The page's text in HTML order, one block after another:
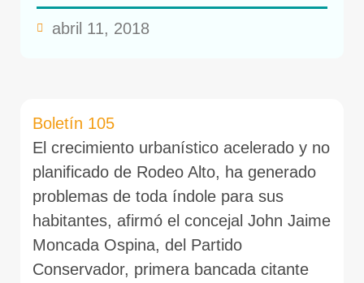
abril 11, 2018
Boletín 105
El crecimiento urbanístico acelerado y no
planificado de Rodeo Alto, ha generado
problemas de toda índole para sus
habitantes, afirmó el concejal John Jaime
Moncada Ospina, del Partido
Conservador, primera bancada citante